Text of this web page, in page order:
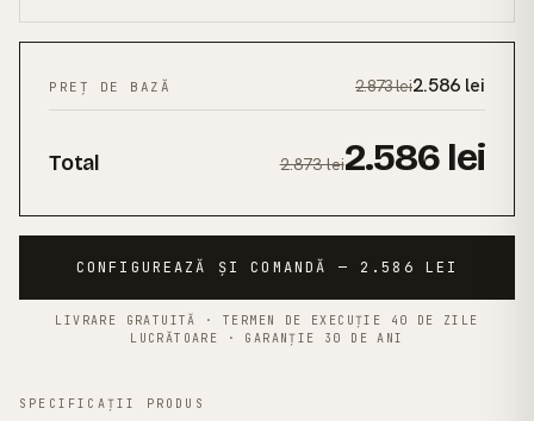
PREȚ DE BAZĂ 2.873lei2.586 lei
Total 2.873lei2.586lei
CONFIGUREAZĂ ȘI COMANDĂ — 2.586 LEI
LIVRARE GRATUITĂ · TERMEN DE EXECUȚIE 40 DE ZILE
LUCRĂTOARE · GARANȚIE 30 DE ANI
SPECIFICAȚII PRODUS